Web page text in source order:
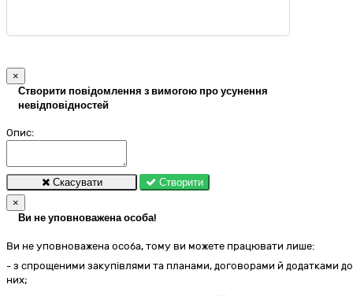
×
Створити повідомлення з вимогою про усунення
невідповідностей
Опис:
Скасувати
Створити
×
Ви не уповноважена особа!
Ви не уповноважена особа, тому ви можете працювати лише:
- з спрощеними закупівлями та планами, договорами й додатками до
них;